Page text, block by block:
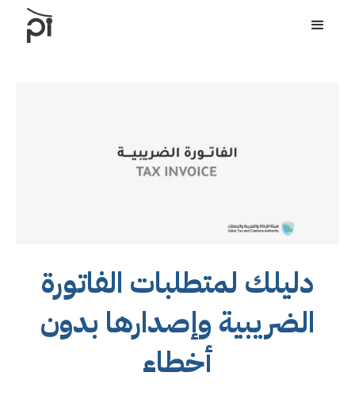
دليلك لمتطلبات الفاتورة
الضريبية وإصدارها بدون
أخطاء